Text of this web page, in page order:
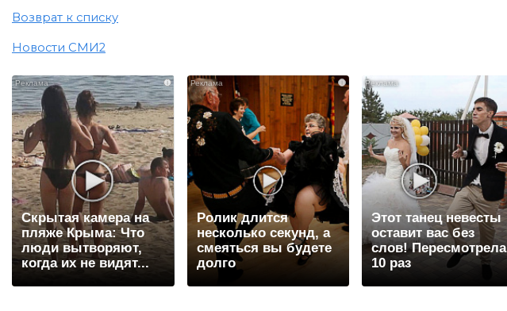
Возврат к списку
Новости СМИ2
i
Скрытая камера на
пляже Крыма: Что
люди вытворяют,
когда их не видят...
i
Ролик длится
несколько секунд, а
смеяться вы будете
долго
Этот танец невесты
оставит вас без
слов! Пересмотрела
10 раз